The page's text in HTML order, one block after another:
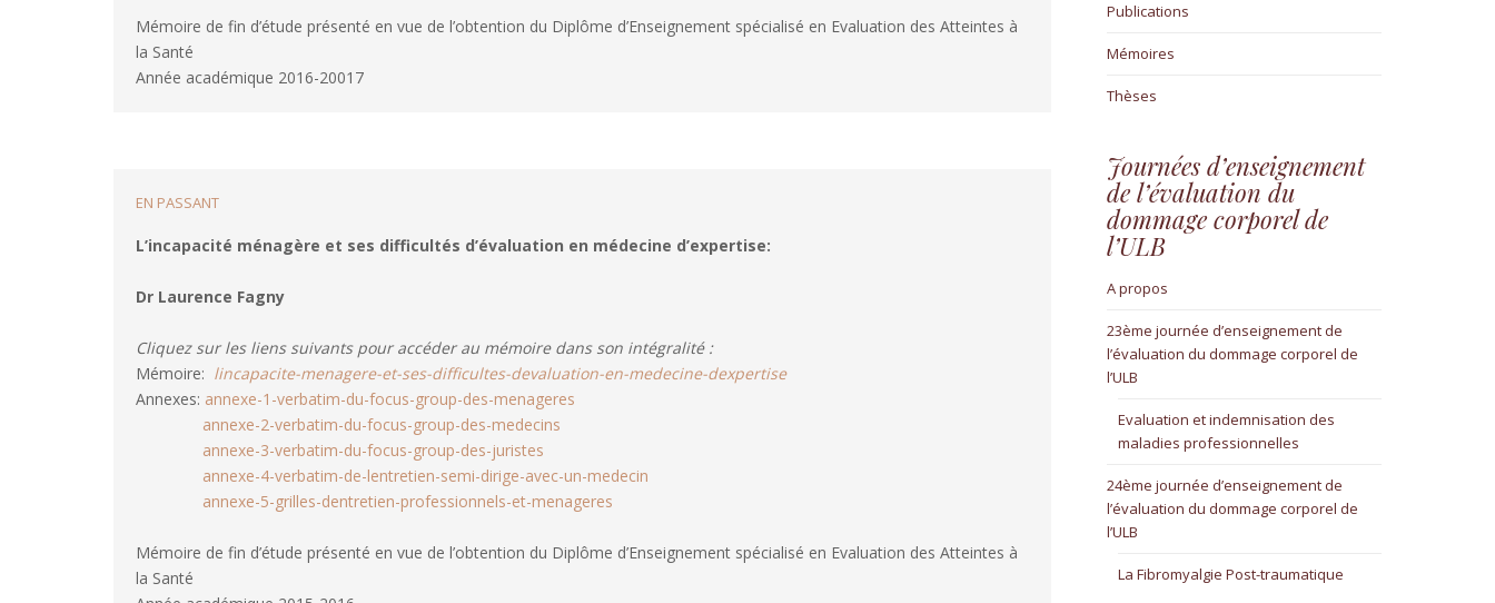
Mémoire de fin d’étude présenté en vue de l’obtention du Diplôme d’Enseignement spécialisé en Evaluation des Atteintes à
la Santé
Année académique 2016-20017
FORMAT
EN PASSANT
L’incapacité ménagère et ses difficultés d’évaluation en médecine d’expertise:
Dr Laurence Fagny
Cliquez sur les liens suivants pour accéder au mémoire dans son intégralité :
Mémoire: lincapacite-menagere-et-ses-difficultes-devaluation-en-medecine-dexpertise
Annexes: annexe-1-verbatim-du-focus-group-des-menageres
annexe-2-verbatim-du-focus-group-des-medecins
annexe-3-verbatim-du-focus-group-des-juristes
annexe-4-verbatim-de-lentretien-semi-dirige-avec-un-medecin
annexe-5-grilles-dentretien-professionnels-et-menageres
Mémoire de fin d’étude présenté en vue de l’obtention du Diplôme d’Enseignement spécialisé en Evaluation des Atteintes à
la Santé
Publications
Mémoires
Thèses
Journées d’enseignement
de l’évaluation du
dommage corporel de
l’ULB
A propos
23ème journée d’enseignement de
l’évaluation du dommage corporel de
l’ULB
Evaluation et indemnisation des
maladies professionnelles
24ème journée d’enseignement de
l’évaluation du dommage corporel de
l’ULB
La Fibromyalgie Post-traumatique